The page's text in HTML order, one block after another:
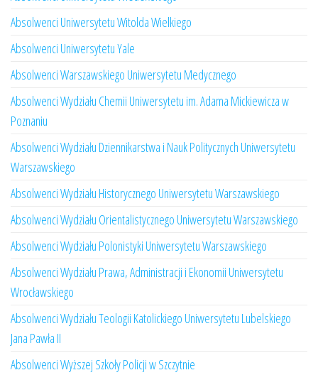
Absolwenci Uniwersytetu Witolda Wielkiego
Absolwenci Uniwersytetu Yale
Absolwenci Warszawskiego Uniwersytetu Medycznego
Absolwenci Wydziału Chemii Uniwersytetu im. Adama Mickiewicza w
Poznaniu
Absolwenci Wydziału Dziennikarstwa i Nauk Politycznych Uniwersytetu
Warszawskiego
Absolwenci Wydziału Historycznego Uniwersytetu Warszawskiego
Absolwenci Wydziału Orientalistycznego Uniwersytetu Warszawskiego
Absolwenci Wydziału Polonistyki Uniwersytetu Warszawskiego
Absolwenci Wydziału Prawa, Administracji i Ekonomii Uniwersytetu
Wrocławskiego
Absolwenci Wydziału Teologii Katolickiego Uniwersytetu Lubelskiego
Jana Pawła II
Absolwenci Wyższej Szkoły Policji w Szczytnie